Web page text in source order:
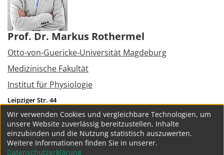
Prof. Dr. Markus Rothermel
Otto-von-Guericke-Universität Magdeburg
Medizinische Fakultät
Institut für Physiologie
Leipziger Str. 44
39120
Magdeburg
Tel.:
+49 391 6713628
markus.rothermel@med.ovgu.de
weitere Projekte
Wir verwenden Cookies und vergleichbare Technologien, um
unsere Website zuverlässig bereitzustellen, Inhalte
einzubinden und die Nutzung statistisch auszuwerten.
Weitere Informationen finden Sie in unserer.
Datenschutzerklärung